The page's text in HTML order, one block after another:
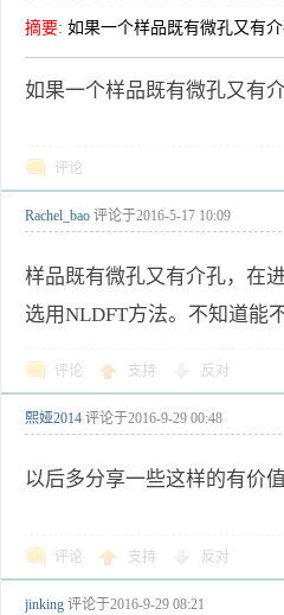
摘要: 如果一个样品既有微孔又有
如果一个样品既有微孔又有
评论
Rachel_bao 评论于2016-5-17 10:09
样品既有微孔又有介孔，在
选用NLDFT方法。不知道能
评论 支持 反对
熙娅2014 评论于2016-9-29 00:48
以后多分享一些这样的有价
评论 支持 反对
jinking 评论于2016-9-29 08:21